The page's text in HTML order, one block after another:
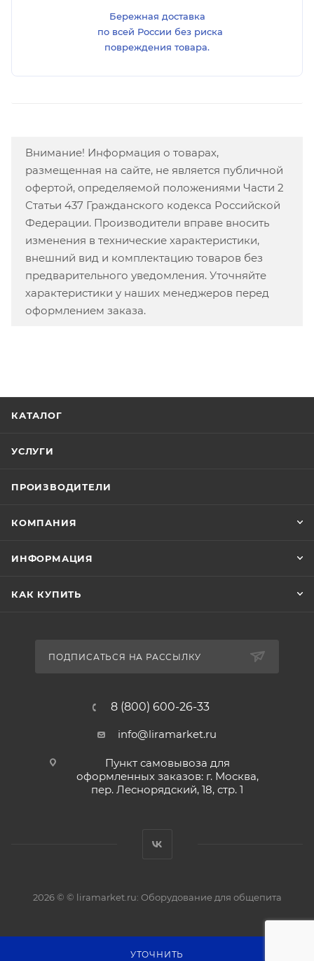
УТОЧНИТЬ
Бережная доставка
по всей России без риска
повреждения товара.
Внимание! Информация о товарах,
размещенная на сайте, не является публичной
офертой, определяемой положениями Части 2
Статьи 437 Гражданского кодекса Российской
Федерации. Производители вправе вносить
изменения в технические характеристики,
внешний вид и комплектацию товаров без
предварительного уведомления. Уточняйте
характеристики у наших менеджеров перед
оформлением заказа.
КАТАЛОГ
УСЛУГИ
ПРОИЗВОДИТЕЛИ
КОМПАНИЯ
ИНФОРМАЦИЯ
КАК КУПИТЬ
ПОДПИСАТЬСЯ НА РАССЫЛКУ
8 (800) 600-26-33
info@liramarket.ru
Пункт самовывоза для
оформленных заказов: г. Москва,
пер. Леснорядский, 18, стр. 1
2026 © © liramarket.ru: Оборудование для общепита